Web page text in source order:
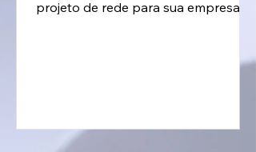
Saiba como elaborar o melhor